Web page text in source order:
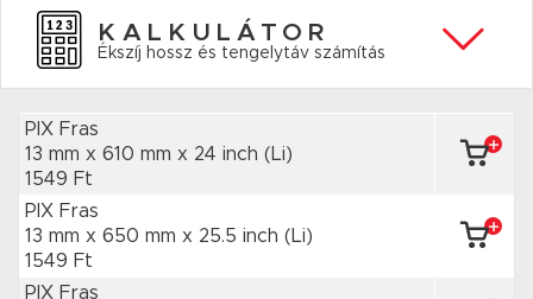
KALKULÁTOR
Ékszíj hossz és tengelytáv számítás
PIX Fras
13 mm x 610 mm x 24 inch (Li)
1549 Ft
PIX Fras
13 mm x 650 mm x 25.5 inch (Li)
1549 Ft
PIX Fras